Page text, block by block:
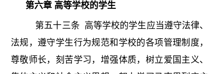
第六章 高等学校的学生
第五十三条 高等学校的学生应当遵守法律、
法规，遵守学生行为规范和学校的各项管理制度，
尊敬师长，刻苦学习，增强体质，树立爱国主义、